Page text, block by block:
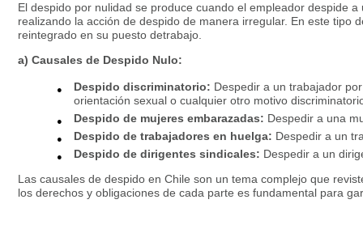
El despido por nulidad se produce cuando el empleador despide
realizando la acción de despido de manera irregular. En este tipo
reintegrado en su puesto detrabajo.
a) Causales de Despido Nulo:
Despido discriminatorio: Despedir a un trabajador
orientación sexual o cualquier otro motivo
Despido de mujeres embarazadas: Despedir a una
Despido de trabajadores en huelga: Despedir a un
Despido de dirigentes sindicales: Despedir a un
Las causales de despido en Chile son un tema complejo que
los derechos y obligaciones de cada parte es fundamental para